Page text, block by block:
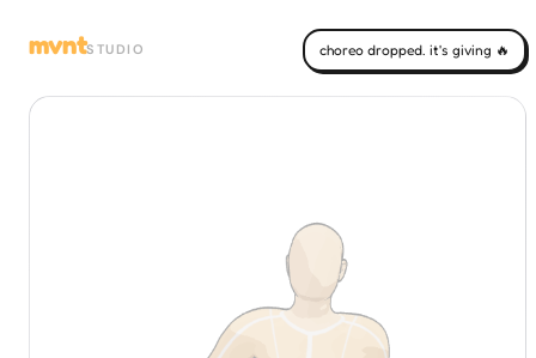
mvntSTUDIO choreo dropped. it's giving 🔥